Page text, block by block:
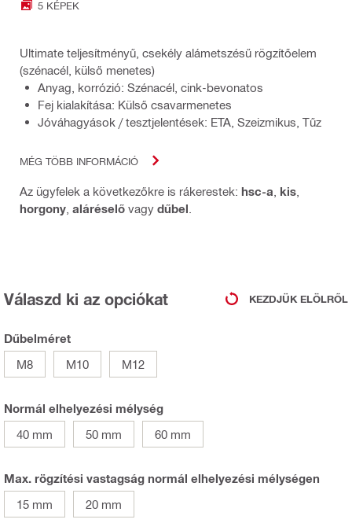
5 KÉPEK
Ultimate teljesítményű, csekély alámetszésű rögzítőelem
(szénacél, külső menetes)
Anyag, korrózió: Szénacél, cink-bevonatos
Fej kialakítása: Külső csavarmenetes
Jóváhagyások / tesztjelentések: ETA, Szeizmikus, Tűz
MÉG TÖBB INFORMÁCIÓ
Az ügyfelek a következőkre is rákerestek: hsc-a kis
horgony aláréselő vagy dűbel
Válaszd ki az opciókat KEZDJÜK ELÖLRŐL
Dűbelméret
M8
M10 M12
Normál elhelyezési mélység
40 mm
50 mm 60 mm
Max. rögzítési vastagság normál elhelyezési mélységen
15 mm
20 mm